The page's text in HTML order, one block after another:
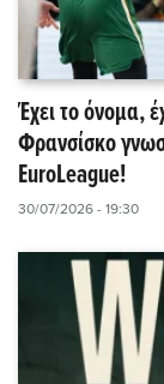
Έχει το όνομα,
Φρανσίσκο
EuroLeague!
30/07/2026 - 19:30